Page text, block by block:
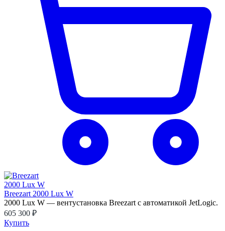
Breezart 2000 Lux W
2000 Lux W — вентустановка Breezart с автоматикой JetLogic.
605 300 ₽
Купить